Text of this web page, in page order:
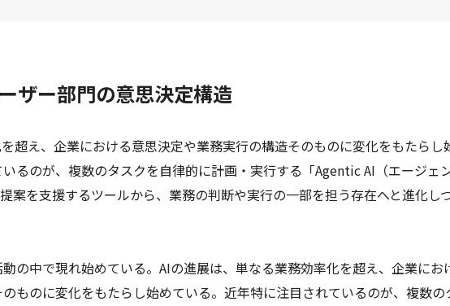
ザー部門の意思決定構造
超え、企業における意思決定や業務実行の構造そのものに変化をもたらし
るのが、複数のタスクを自律的に計画・実行する「Agentic AI（エージェ
案を支援するツールから、業務の判断や実行の一部を担う存在へと進化し
の中で現れ始めている。AIの進展は、単なる業務効率化を超え、企業にお
ものに変化をもたらし始めている。近年特に注目されているのが、複数の